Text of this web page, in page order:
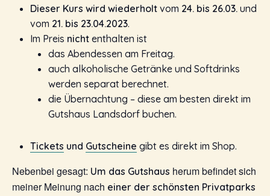
Dieser Kurs wird wiederholt vom 24. bis 26.03. und
vom 21. bis 23.04.2023.
Im Preis nicht enthalten ist
das Abendessen am Freitag.
auch alkoholische Getränke und Softdrinks
werden separat berechnet.
die Übernachtung – diese am besten direkt im
Gutshaus Landsdorf buchen.
Tickets und Gutscheine gibt es direkt im Shop.
Nebenbei gesagt: Um das Gutshaus herum befindet sich
meiner Meinung nach einer der schönsten Privatparks